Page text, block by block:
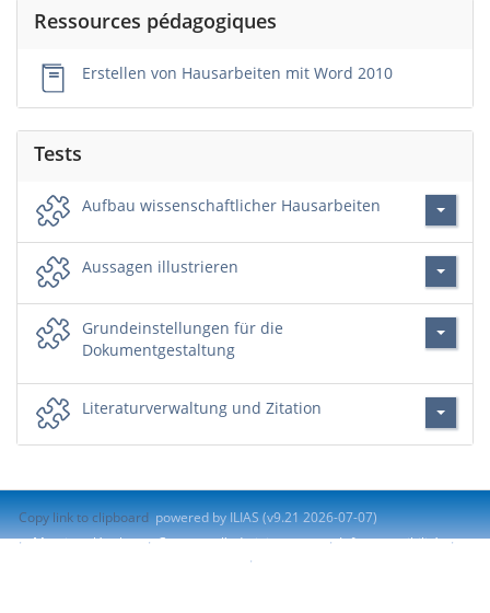
Ressources pédagogiques
Erstellen von Hausarbeiten mit Word 2010
Tests
Aufbau wissenschaftlicher Hausarbeiten
Aussagen illustrieren
Grundeinstellungen für die
Dokumentgestaltung
Literaturverwaltung und Zitation
Copy link to clipboard powered by ILIAS (v9.21 2026-07-07)
Mentions légales
Contacter l'administrateur
Info accessibilité